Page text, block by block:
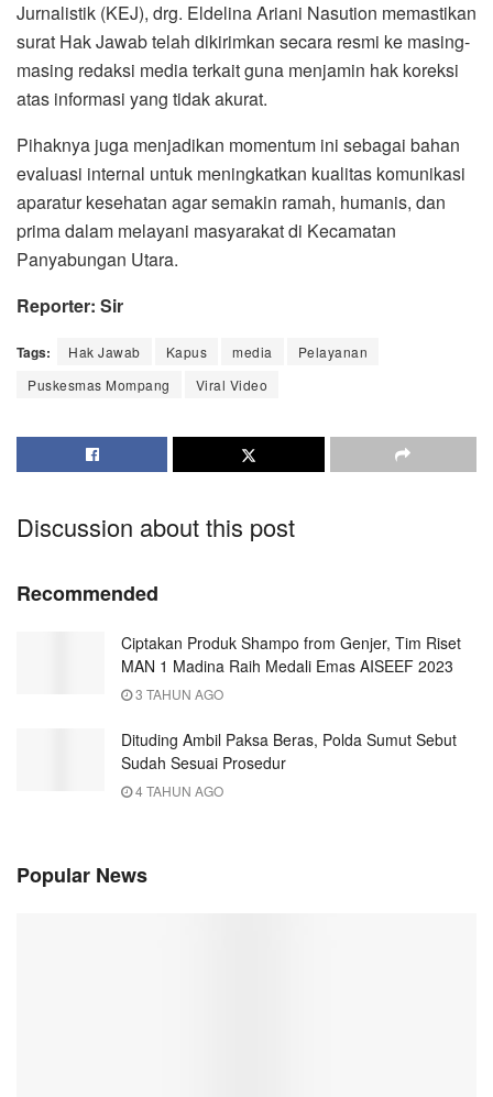
Jurnalistik (KEJ), drg. Eldelina Ariani Nasution memastikan
surat Hak Jawab telah dikirimkan secara resmi ke masing-
masing redaksi media terkait guna menjamin hak koreksi
atas informasi yang tidak akurat.
Pihaknya juga menjadikan momentum ini sebagai bahan
evaluasi internal untuk meningkatkan kualitas komunikasi
aparatur kesehatan agar semakin ramah, humanis, dan
prima dalam melayani masyarakat di Kecamatan
Panyabungan Utara.
Reporter: Sir
Tags: Hak Jawab Kapus media
Pelayanan
Puskesmas Mompang
Viral Video
Discussion about this post
Recommended
Ciptakan Produk Shampo from Genjer, Tim Riset
MAN 1 Madina Raih Medali Emas AISEEF 2023
3 TAHUN AGO
Dituding Ambil Paksa Beras, Polda Sumut Sebut
Sudah Sesuai Prosedur
4 TAHUN AGO
Popular News